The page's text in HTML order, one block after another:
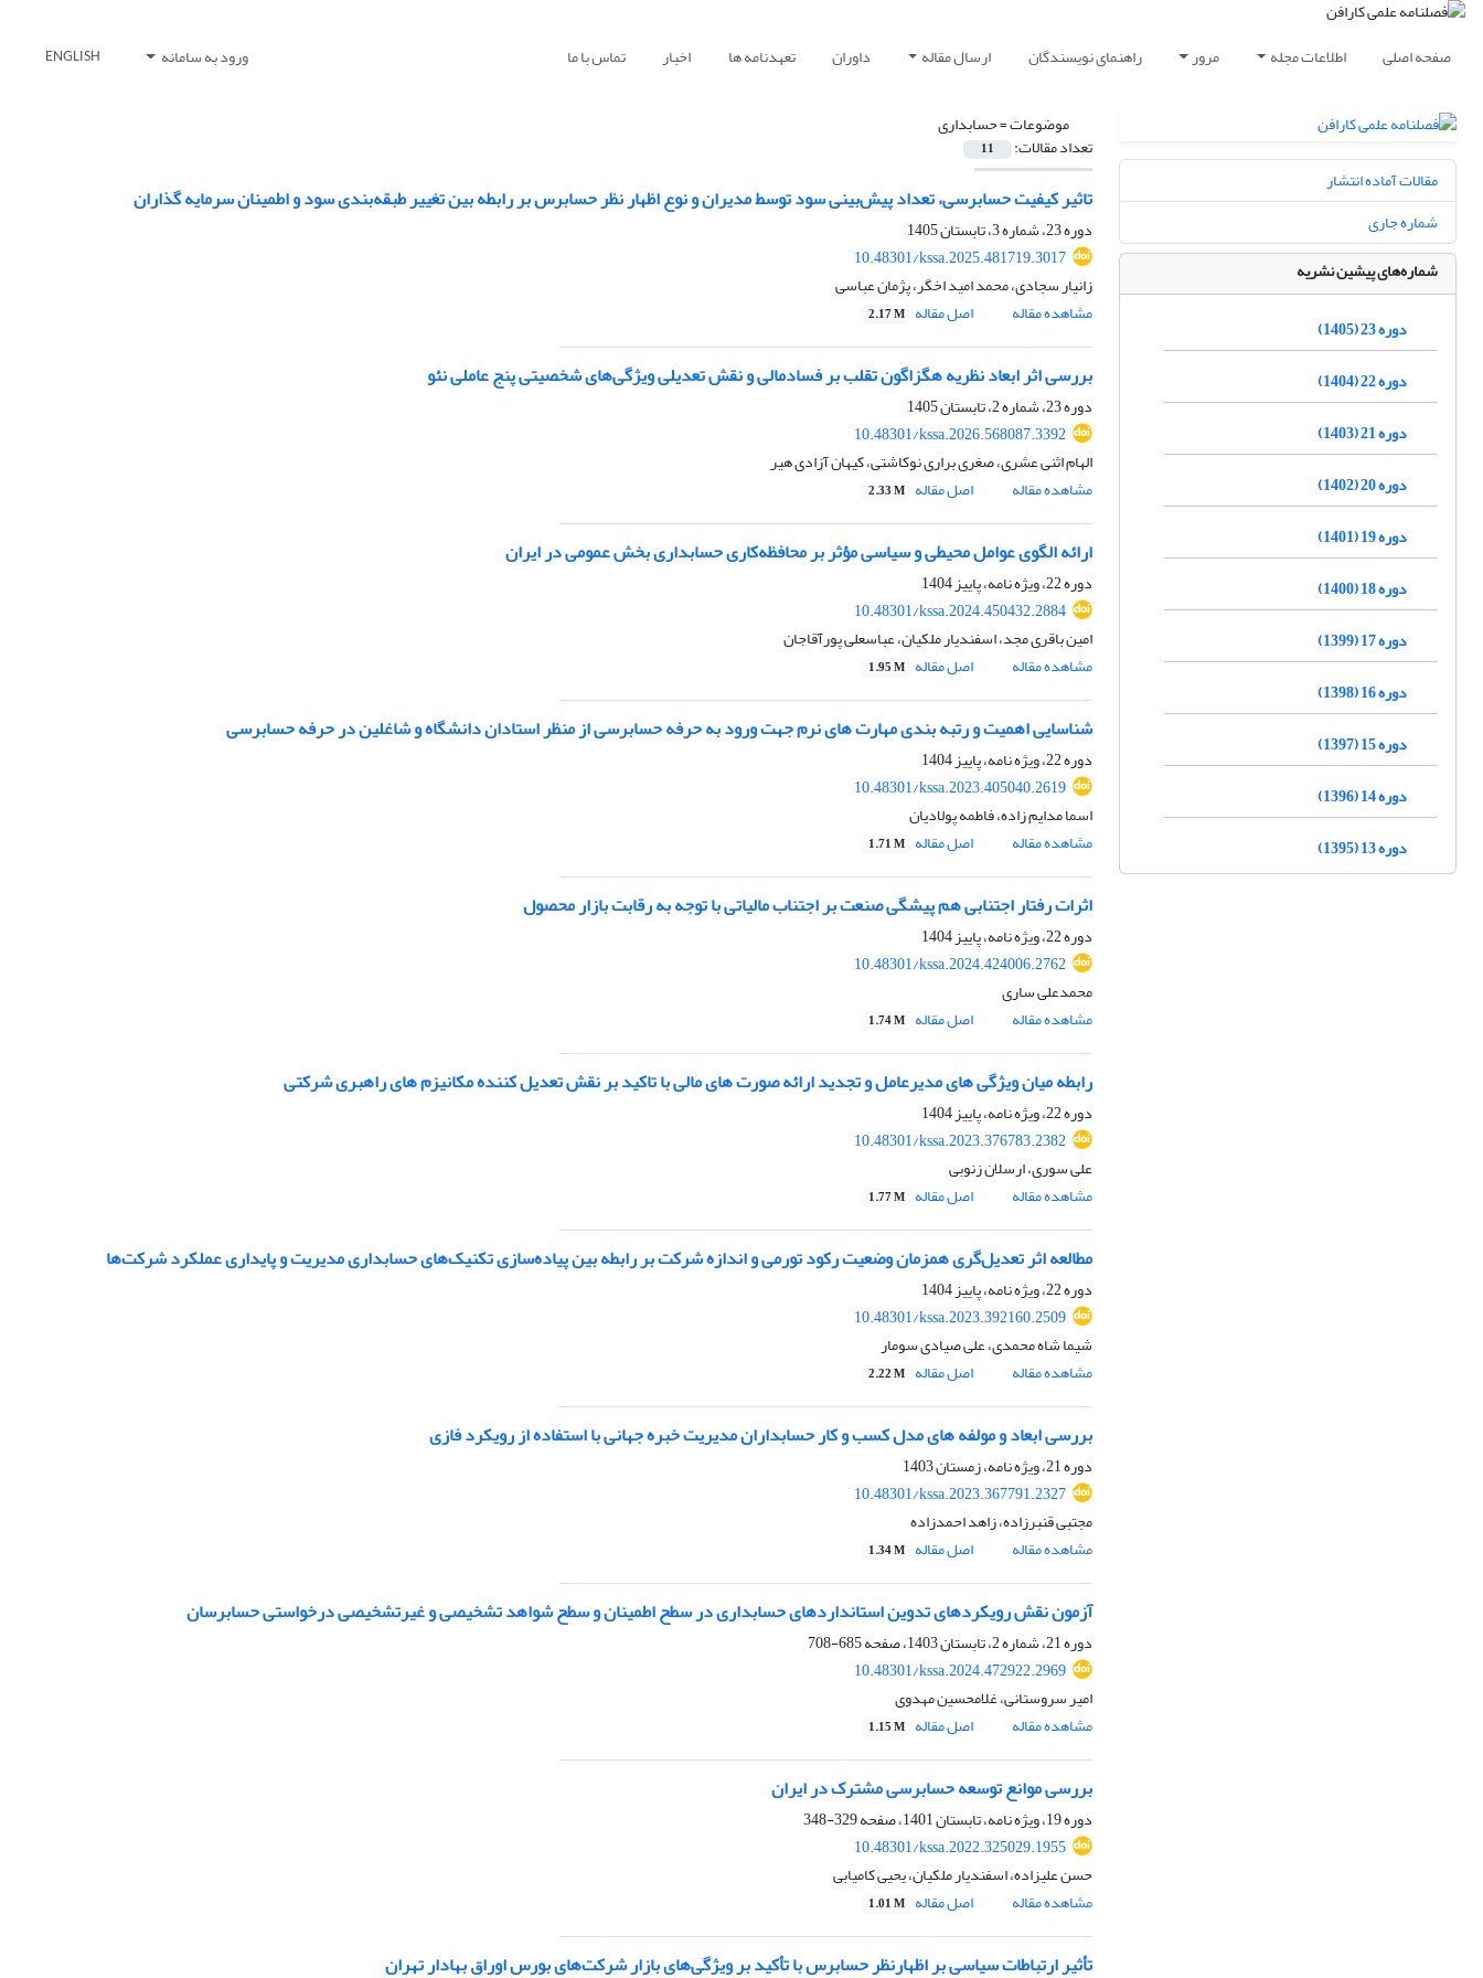
صفحه اصلی اطلاعات مجله مرور راهنمای نویسندگان ارسال مقاله داوران تعهدنامه ها اخبار تماس با ما ورود به سامانه ENGLISH
موضوعات =حسابداری
تعداد مقالات: 11
تاثیر کیفیت حسابرسی، تعداد پیش‌‌بینی سود توسط مدیران و نوع اظهار نظر حسابرس بر رابطه بین تغییر طبقه‌بندی سود و اطمینان سرمایه گذاران
دوره 23، شماره 3، تابستان 1405
10.48301/kssa.2025.481719.3017
زانیار سجادی، محمد امید اخگر، پژمان عباسی
مشاهده مقاله
اصل مقاله 2.17 M
بررسی اثر ابعاد نظریه هگزاگون تقلب بر فسادمالی و نقش تعدیلی ویژگی‌های شخصیتی پنج عاملی نئو
دوره 23، شماره 2، تابستان 1405
10.48301/kssa.2026.568087.3392
الهام اثنی عشری، صغری براری نوکاشتی، کیهان آزادی هیر
مشاهده مقاله
اصل مقاله 2.33 M
ارائه الگوی عوامل محیطی و سیاسی مؤثر بر محافظه‌کاری حسابداری بخش عمومی در ایران
دوره 22، ویژه نامه، پاییز 1404
10.48301/kssa.2024.450432.2884
امین باقری مجد، اسفندیار ملکیان، عباسعلی پورآقاجان
مشاهده مقاله
اصل مقاله 1.95 M
شناسایی اهمیت و رتبه‏ بندی مهارت‏ های نرم جهت ورود به حرفه حسابرسی از منظر استادان دانشگاه و شاغلین در حرفه حسابرسی
دوره 22، ویژه نامه، پاییز 1404
10.48301/kssa.2023.405040.2619
اسما مدایم زاده، فاطمه پولادیان
مشاهده مقاله
اصل مقاله 1.71 M
اثرات رفتار اجتنابی هم ‌پیشگی صنعت بر اجتناب مالیاتی با توجه به رقابت بازار محصول
دوره 22، ویژه نامه، پاییز 1404
10.48301/kssa.2024.424006.2762
محمدعلی ساری
مشاهده مقاله
اصل مقاله 1.74 M
رابطه میان ویژگی های مدیرعامل و تجدید ارائه صورت های مالی با تاکید بر نقش تعدیل کننده مکانیزم های راهبری شرکتی
دوره 22، ویژه نامه، پاییز 1404
10.48301/kssa.2023.376783.2382
علی سوری، ارسلان زنوبی
مشاهده مقاله
اصل مقاله 1.77 M
مطالعه اثر تعدیل‌گری همزمان وضعیت رکود تورمی و اندازه شرکت بر رابطه بین پیاده‌سازی تکنیک‌های حسابداری مدیریت و پایداری عملکرد شرکت‌ها
دوره 22، ویژه نامه، پاییز 1404
10.48301/kssa.2023.392160.2509
شیما شاه محمدی، علی صیادی سومار
مشاهده مقاله
اصل مقاله 2.22 M
بررسی ابعاد و مولفه های مدل کسب و کار حسابداران مدیریت خبره جهانی با استفاده از رویکرد فازی
دوره 21، ویژه نامه، زمستان 1403
10.48301/kssa.2023.367791.2327
مجتبی قنبرزاده، زاهد احمدزاده
مشاهده مقاله
اصل مقاله 1.34 M
آزمون نقش رویکردهای تدوین استانداردهای حسابداری در سطح اطمینان و سطح شواهد تشخیصی و غیرتشخیصی درخواستی حسابرسان
دوره 21، شماره 2، تابستان 1403، صفحه
685-708
10.48301/kssa.2024.472922.2969
امیر سروستانی، غلامحسین مهدوی
مشاهده مقاله
اصل مقاله 1.15 M
بررسی موانع توسعه حسابرسی مشترک در ایران
دوره 19، ویژه نامه، تابستان 1401، صفحه
329-348
10.48301/kssa.2022.325029.1955
حسن علیزاده، اسفندیار ملکیان، یحیی کامیابی
مشاهده مقاله
اصل مقاله 1.01 M
تأثیر ارتباطات سیاسی بر اظهارنظر حسابرس با تأکید بر ویژگی‌های بازار شرکت‌های بورس اوراق بهادار تهران
مقالات آماده انتشار
شماره جاری
شماره‌های پیشین نشریه
دوره 23 (1405)
دوره 22 (1404)
دوره 21 (1403)
دوره 20 (1402)
دوره 19 (1401)
دوره 18 (1400)
دوره 17 (1399)
دوره 16 (1398)
دوره 15 (1397)
دوره 14 (1396)
دوره 13 (1395)